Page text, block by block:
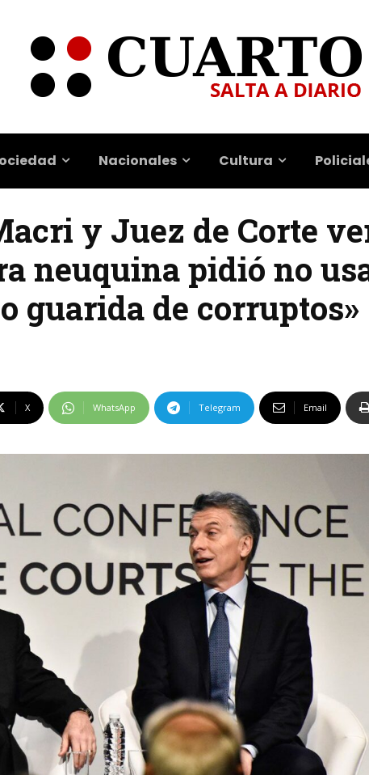
Nacionales Cultura
y Juez de Corte
neuquina pidió no
guarida de corruptos»
X WhatsApp Telegram Email